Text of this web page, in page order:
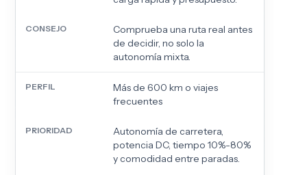
Comprueba una ruta real antes
de decidir, no solo la
autonomía mixta.
Más de 600 km o viajes
frecuentes
Autonomía de carretera,
potencia DC, tiempo 10%-80%
y comodidad entre paradas.